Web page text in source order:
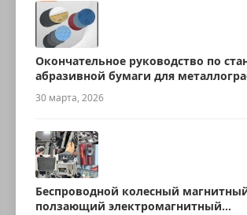
Окончательное руководство по
абразивной бумаги для
30 марта, 2026
Беспроводной колесный
ползающий электромагнитный